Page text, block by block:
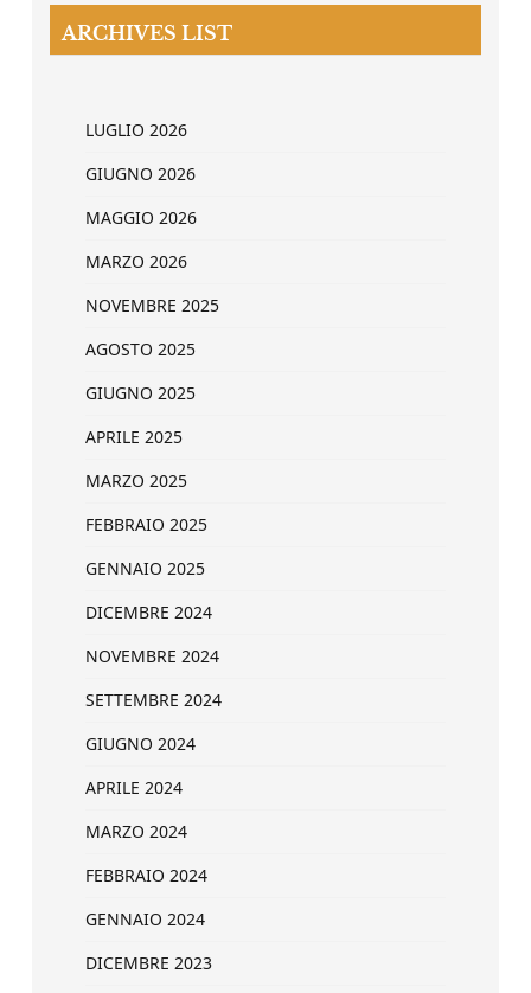
ARCHIVES LIST
LUGLIO 2026
GIUGNO 2026
MAGGIO 2026
MARZO 2026
NOVEMBRE 2025
AGOSTO 2025
GIUGNO 2025
APRILE 2025
MARZO 2025
FEBBRAIO 2025
GENNAIO 2025
DICEMBRE 2024
NOVEMBRE 2024
SETTEMBRE 2024
GIUGNO 2024
APRILE 2024
MARZO 2024
FEBBRAIO 2024
GENNAIO 2024
DICEMBRE 2023